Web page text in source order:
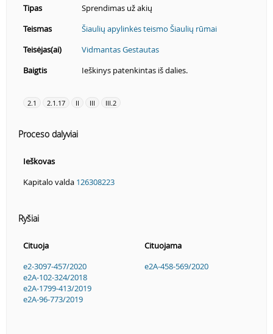
Tipas
Sprendimas už akių
Teismas
Šiaulių apylinkės teismo Šiaulių rūmai
Teisėjas(ai)
Vidmantas Gestautas
Baigtis
Ieškinys patenkintas iš dalies.
2.1 2.1.17 II III III.2
Proceso dalyviai
Ieškovas
Kapitalo valda 126308223
Ryšiai
Cituoja
Cituojama
e2-3097-457/2020
e2A-102-324/2018
e2A-1799-413/2019
e2A-96-773/2019
e2A-458-569/2020